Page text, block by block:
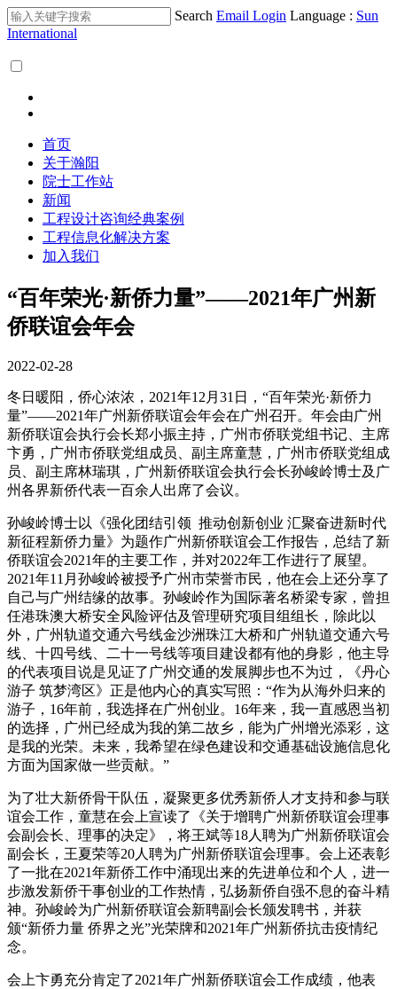
Search Email Login Language : Sun
International
首页
关于瀚阳
院士工作站
新闻
工程设计咨询经典案例
工程信息化解决方案
加入我们
“百年荣光·新侨力量”——2021年广州新
侨联谊会年会
2022-02-28
冬日暖阳，侨心浓浓，2021年12月31日，“百年荣光·新侨力
量”——2021年广州新侨联谊会年会在广州召开。年会由广州
新侨联谊会执行会长郑小振主持，广州市侨联党组书记、主席
卞勇，广州市侨联党组成员、副主席童慧，广州市侨联党组成
员、副主席林瑞琪，广州新侨联谊会执行会长孙峻岭博士及广
州各界新侨代表一百余人出席了会议。
孙峻岭博士以《强化团结引领 推动创新创业 汇聚奋进新时代
新征程新侨力量》为题作广州新侨联谊会工作报告，总结了新
侨联谊会2021年的主要工作，并对2022年工作进行了展望。
2021年11月孙峻岭被授予广州市荣誉市民，他在会上还分享了
自己与广州结缘的故事。孙峻岭作为国际著名桥梁专家，曾担
任港珠澳大桥安全风险评估及管理研究项目组组长，除此以
外，广州轨道交通六号线金沙洲珠江大桥和广州轨道交通六号
线、十四号线、二十一号线等项目建设都有他的身影，他主导
的代表项目说是见证了广州交通的发展脚步也不为过，《丹心
游子 筑梦湾区》正是他内心的真实写照：“作为从海外归来的
游子，16年前，我选择在广州创业。16年来，我一直感恩当初
的选择，广州已经成为我的第二故乡，能为广州增光添彩，这
是我的光荣。未来，我希望在绿色建设和交通基础设施信息化
方面为国家做一些贡献。”
为了壮大新侨骨干队伍，凝聚更多优秀新侨人才支持和参与联
谊会工作，童慧在会上宣读了《关于增聘广州新侨联谊会理事
会副会长、理事的决定》，将王斌等18人聘为广州新侨联谊会
副会长，王夏荣等20人聘为广州新侨联谊会理事。会上还表彰
了一批在2021年新侨工作中涌现出来的先进单位和个人，进一
步激发新侨干事创业的工作热情，弘扬新侨自强不息的奋斗精
神。孙峻岭为广州新侨联谊会新聘副会长颁发聘书，并获
颁“新侨力量 侨界之光”光荣牌和2021年广州新侨抗击疫情纪
念。
会上卞勇充分肯定了2021年广州新侨联谊会工作成绩，他表